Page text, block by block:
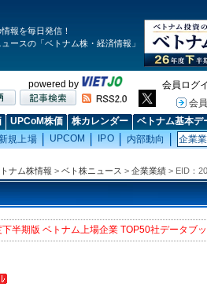
報を毎日発信！
ースの「ベトナム株・経済情報」
powered by 会員ログ
会
UPCoM株価 株カレンダー ベトナム基本デ
規上場 UPCOM IPO 内部動向 企業
ナム株情報 > ベト株ニュース > 企業業績 > EID：
半期版 ベトナム上場企業 TOP50社データブ